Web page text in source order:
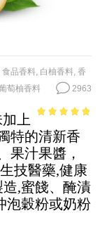
食品香料, 白柚香料, 香
萄柚香料 2963
5
上
特的清新香
果汁果醬，
技醫藥,健康
,蜜餞、醃漬
泡穀粉或奶粉